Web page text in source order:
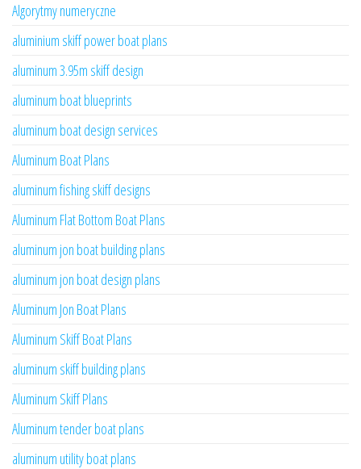
Algorytmy numeryczne
aluminium skiff power boat plans
aluminum 3.95m skiff design
aluminum boat blueprints
aluminum boat design services
Aluminum Boat Plans
aluminum fishing skiff designs
Aluminum Flat Bottom Boat Plans
aluminum jon boat building plans
aluminum jon boat design plans
Aluminum Jon Boat Plans
Aluminum Skiff Boat Plans
aluminum skiff building plans
Aluminum Skiff Plans
Aluminum tender boat plans
aluminum utility boat plans